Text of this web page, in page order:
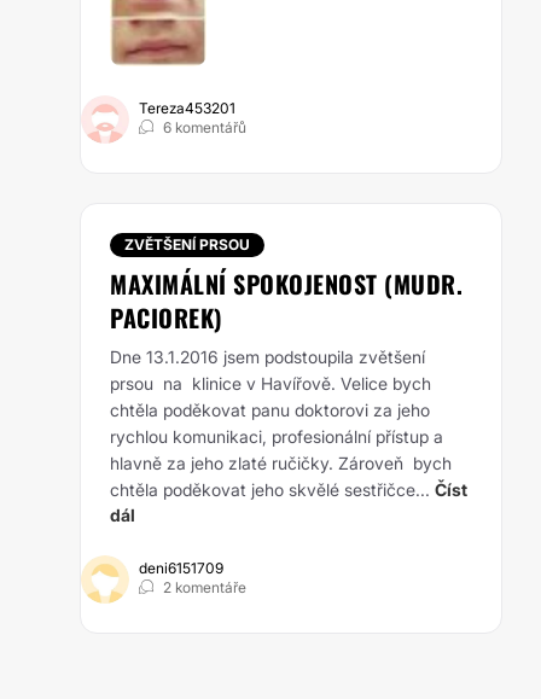
Tereza453201
6 komentářů
ZVĚTŠENÍ PRSOU
MAXIMÁLNÍ SPOKOJENOST (MUDR.
PACIOREK)
Dne 13.1.2016 jsem podstoupila zvětšení
prsou na klinice v Havířově. Velice bych
chtěla poděkovat panu doktorovi za jeho
rychlou komunikaci, profesionální přístup a
hlavně za jeho zlaté ručičky. Zároveň bych
chtěla poděkovat jeho skvělé sestřičce... Číst
dál
deni6151709
2 komentáře